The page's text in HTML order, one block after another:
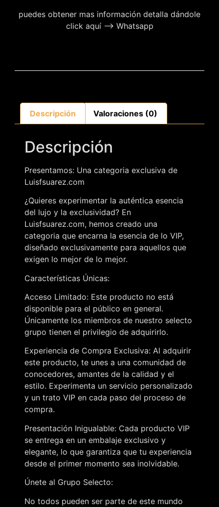
puedes obtener mas información detalla dándole
click aquí –> Whatsapp
Descripción Valoraciones (0)
Descripción
Presentamos: Una categoria exclusiva de
Luisfsuarez.com
¿Quieres experimentar la auténtica esencia
del lujo y la exclusividad? En
Luisfsuarez.com, hemos creado una
categoria que encarna la esencia de lo VIP,
diseñado exclusivamente para aquellos que
exigen lo mejor de lo mejor.
Características Únicas:
Acceso Limitado: Este producto no está
disponible para el público en general.
Únicamente los miembros de nuestro selecto
grupo tienen el privilegio de adquirirlo.
Experiencia de Compra Exclusiva: Al adquirir
este producto, te unes a una comunidad de
conocedores, amantes de la calidad y el
estilo. Experimenta un servicio personalizado
y un trato VIP en cada paso del proceso de
compra.
Presentación Inigualable: Cada producto VIP
se entrega en un embalaje exclusivo y
elegante, lo que garantiza que tu experiencia
desde el primer momento sea inolvidable.
Únete al Grupo Selecto:
No todos pueden ser parte de este mundo